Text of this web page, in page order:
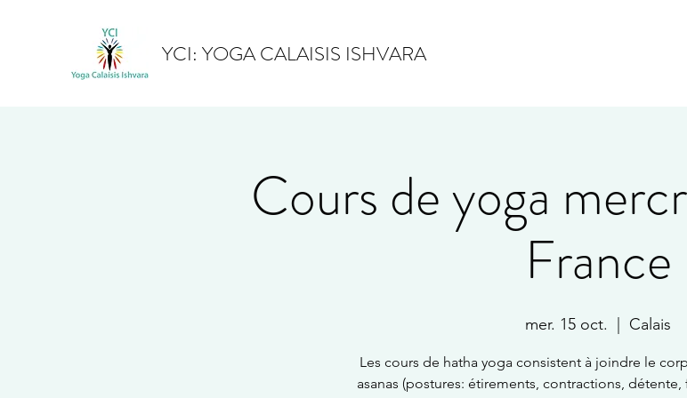
YCI: YOGA CALAISIS ISHVARA
Cours de yoga
France
mer. 15 oct. Calais
Les cours de hatha yoga consistent à joindre le
asanas (postures: étirements, contractions,